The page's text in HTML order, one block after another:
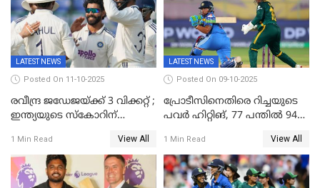
LATEST NEWS
Posted On 11-10-2025
രവീന്ദ്ര ജഡേജയ്ക്ക് 3 വിക്കറ്റ് ;
ഇന്ത്യയുടെ സ്കോറിന്
നാല് വിക്കറ്റ് നഷ്ടം
1 Min Read View All
LATEST NEWS
Posted On 09-10-2025
പ്രോടീസിനെതിരെ റിച്ചയുടെ
പവർ ഹിറ്റിങ്, 77 പന്തില്‍ 94
ലക്ഷ്യമൊരുക്കി ഇന്ത്യ; 28
വര്‍ഷം പഴക്കമുള്ള ലോക
റെക്കോര്‍ഡ് തകര്‍ത്ത് സ്മൃതി
1 Min Read View All